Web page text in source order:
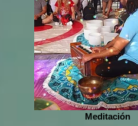
Meditación